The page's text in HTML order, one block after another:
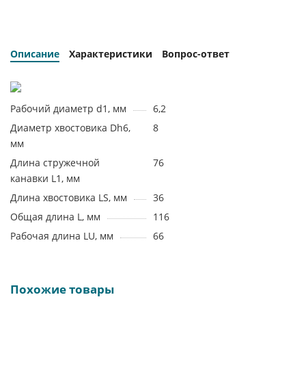
Описание Характеристики Вопрос-ответ
Рабочий диаметр d1, мм
6,2
Диаметр хвостовика Dh6,
мм
8
Длина стружечной
канавки L1, мм
76
Длина хвостовика LS, мм
36
Общая длина L, мм
116
Рабочая длина LU, мм
66
Похожие товары